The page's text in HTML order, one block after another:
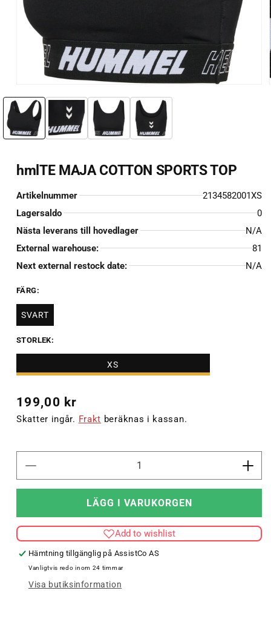
mediet
1
modalfönster
hmlTE MAJA COTTON SPORTS TOP
Artikelnummer
2134582001XS
Lagersaldo
0
Nästa leverans till hovedlager
N/A
External warehouse:
81
Next external restock date:
N/A
FÄRG:
SVART
STORLEK:
XS
Ordinarie
pris
199,00 kr
Skatter ingår. Frakt beräknas i kassan.
kvantitet
SPORTS
TOP
Öka
LÄGG I VARUKORGEN
Add to wishlist
Hämtning tillgänglig på AssistCo AS
Vanligtvis redo inom 24 timmar
Visa butiksinformation